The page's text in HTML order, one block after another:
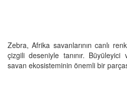
Zebra, Afrika savanlarının canlı
çizgili deseniyle tanınır. Büyüleyici
savan ekosisteminin önemli bir